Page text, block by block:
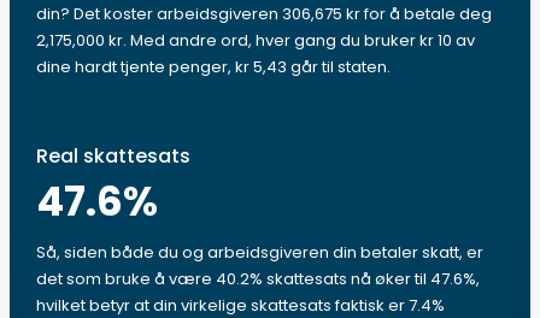
din? Det koster arbeidsgiveren 306,675 kr for å betale deg
2,175,000 kr. Med andre ord, hver gang du bruker kr 10 av
dine hardt tjente penger, kr 5,43 går til staten.
Real skattesats
47.6%
Så, siden både du og arbeidsgiveren din betaler skatt, er
det som bruke å være 40.2% skattesats nå øker til 47.6%,
hvilket betyr at din virkelige skattesats faktisk er 7.4%